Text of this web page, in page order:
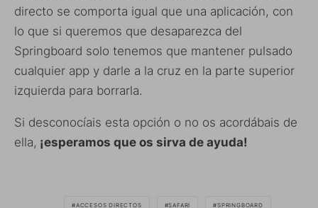
directo se comporta igual que una aplicación, con
lo que si queremos que desaparezca del
Springboard solo tenemos que mantener pulsado
cualquier app y darle a la cruz en la parte superior
izquierda para borrarla.
Si desconocíais esta opción o no os acordábais de
ella, ¡esperamos que os sirva de ayuda!
ACCESOS DIRECTOS SAFARI SPRINGBOARD